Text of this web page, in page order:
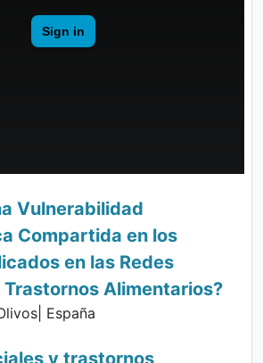
Vulnerabilidad
Compartida en los
en las Redes
Trastornos Alimentarios?
España
y trastornos